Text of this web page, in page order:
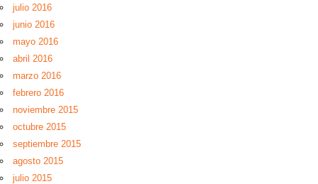
julio 2016
junio 2016
mayo 2016
abril 2016
marzo 2016
febrero 2016
noviembre 2015
octubre 2015
septiembre 2015
agosto 2015
julio 2015